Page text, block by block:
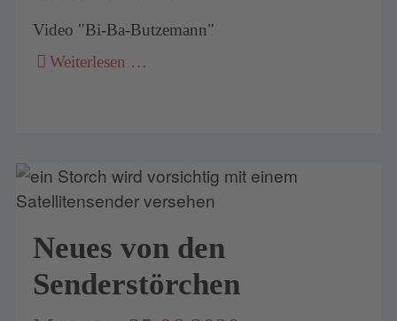
Video "Bi-Ba-Butzemann"
Weiterlesen …
Neues von den
Senderstörchen